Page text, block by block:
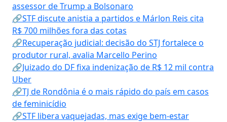
assessor de Trump a Bolsonaro
🔗STF discute anistia a partidos e Márlon Reis cita
R$ 700 milhões fora das cotas
🔗Recuperação judicial: decisão do STJ fortalece o
produtor rural, avalia Marcello Perino
🔗Juizado do DF fixa indenização de R$ 12 mil contra
Uber
🔗TJ de Rondônia é o mais rápido do país em casos
de feminicídio
🔗STF libera vaquejadas, mas exige bem-estar